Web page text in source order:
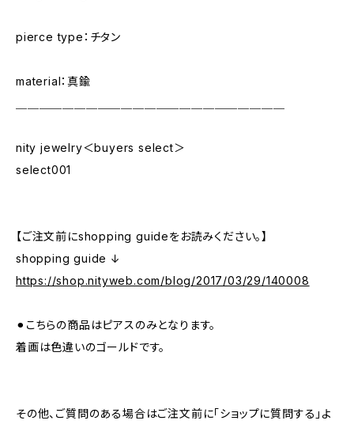
pierce type：チタン
material：真鍮
nity jewelry＜buyers select＞
select001
【ご注文前にshopping guideをお読みください。】
shopping guide ↓
https://shop.nityweb.com/blog/2017/03/29/140008
⚫︎こちらの商品はピアスのみとなります。
着画は色違いのゴールドです。
その他、ご質問のある場合はご注文前に「ショップに質問する」よ